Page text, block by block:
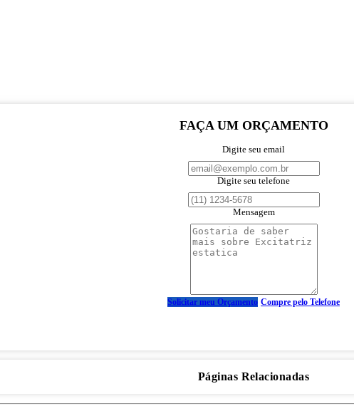
FAÇA UM ORÇAMENTO
Digite seu email
Digite seu telefone
Mensagem
Solicitar meu Orçamento Compre pelo Telefone
Páginas Relacionadas